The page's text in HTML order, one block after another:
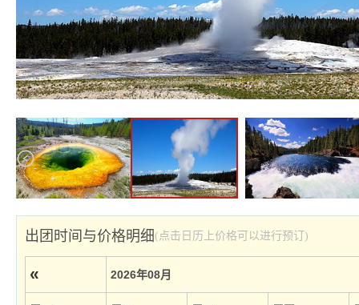
出团时间与价格明细(点击日历上价格可以进行预订)
« 2026年08月